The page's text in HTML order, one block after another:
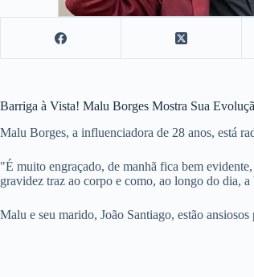
Barriga à Vista! Malu Borges Mostra Sua
Malu Borges, a influenciadora de 28 anos, está
"É muito engraçado, de manhã fica bem
gravidez traz ao corpo e como, ao longo do dia,
Malu e seu marido, João Santiago, estão